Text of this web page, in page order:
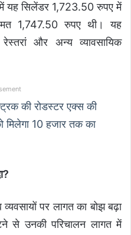
यह सिलेंडर 1,723.50 रुपए में
1,747.50 रुपए थी। यह
और अन्य व्यावसायिक
की रोडस्टर एक्स की
मिलेगा 10 हजार तक का
पर लागत का बोझ बढ़ा
से उनकी परिचालन लागत में